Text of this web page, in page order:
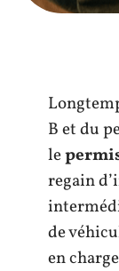
B et du
le
regain
de
en